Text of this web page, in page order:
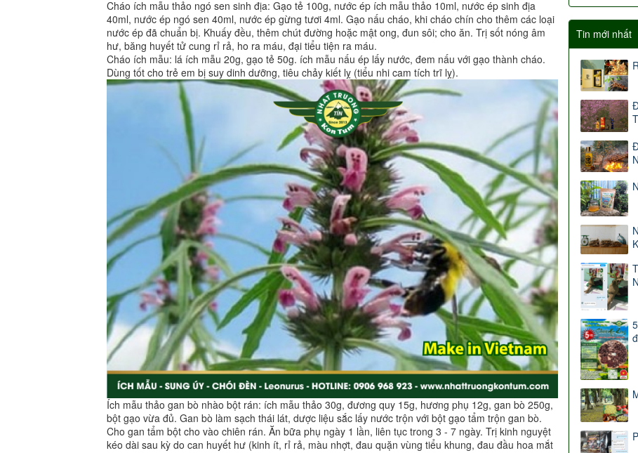
Cháo ích mẫu thảo ngó sen sinh địa: Gạo tẻ 100g, nước ép ích mẫu thảo 10ml, nước ép sinh địa
40ml, nước ép ngó sen 40ml, nước ép gừng tươi 4ml. Gạo nấu cháo, khi cháo chín cho thêm các loại
nước ép đã chuẩn bị. Khuấy đều, thêm chút đường hoặc mật ong, đun sôi; cho ăn. Trị sốt nóng âm
hư, băng huyết tử cung rỉ rả, ho ra máu, đại tiểu tiện ra máu.
Cháo ích mẫu: lá ích mẫu 20g, gạo tẻ 50g. ích mẫu nấu ép lấy nước, đem nấu với gạo thành cháo.
Dùng tốt cho trẻ em bị suy dinh dưỡng, tiêu chảy kiết lỵ (tiểu nhi cam tích trĩ lỵ).
Ích mẫu thảo gan bò nhào bột rán: ích mẫu thảo 30g, đương quy 15g, hương phụ 12g, gan bò 250g,
bột gạo vừa đủ. Gan bò làm sạch thái lát, dược liệu sắc lấy nước trộn với bột gạo tẩm trộn gan bò.
Cho gan tẩm bột cho vào chiên rán. Ăn bữa phụ ngày 1 lần, liên tục trong 3 - 7 ngày. Trị kinh nguyệt
kéo dài sau kỳ do can huyết hư (kinh ít, rỉ rả, màu nhợt, đau quặn vùng tiểu khung, đau đầu hoa mắt
Tin mới nhất